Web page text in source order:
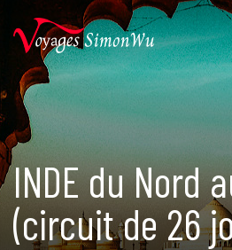
INDE du Nord
(circuit de 26